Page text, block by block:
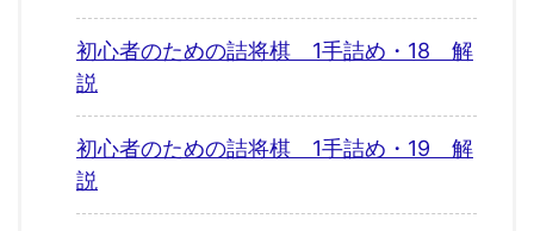
初心者のための詰将棋 1手詰め・18 解
説
初心者のための詰将棋 1手詰め・19 解
説